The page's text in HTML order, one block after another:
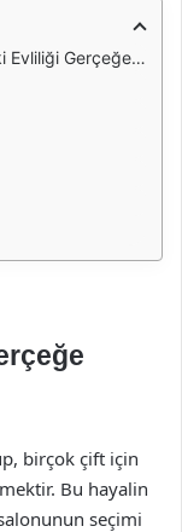
Dönüştürüyoruz!
birçok çift için
Bu hayalin
seçimi